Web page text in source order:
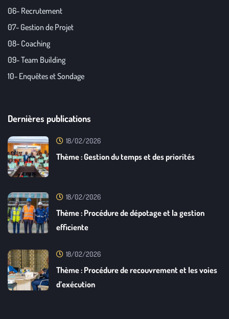
06- Recrutement
07- Gestion de Projet
08- Coaching
09- Team Building
10- Enquêtes et Sondage
Dernières publications
18/02/2026
Thème : Gestion du temps et des priorités
18/02/2026
Thème : Procédure de dépotage et la gestion
efficiente
18/02/2026
Thème : Procédure de recouvrement et les voies
d’exécution